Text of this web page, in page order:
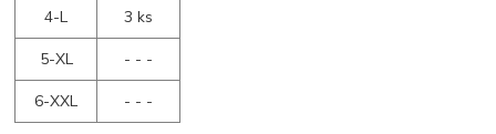
4-L
3 ks
5-XL
- - -
6-XXL
- - -